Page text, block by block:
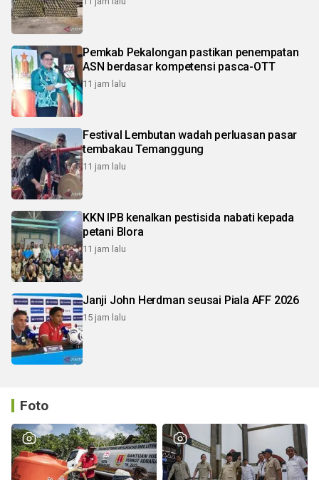
Pemkab Pekalongan pastikan penempatan
ASN berdasar kompetensi pasca-OTT
11 jam lalu
Festival Lembutan wadah perluasan pasar
tembakau Temanggung
11 jam lalu
KKN IPB kenalkan pestisida nabati kepada
petani Blora
11 jam lalu
Janji John Herdman seusai Piala AFF 2026
15 jam lalu
Foto